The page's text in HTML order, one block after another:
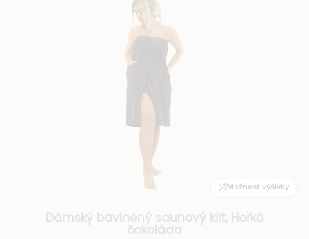
Možnost výšivky
Dámský bavlněný saunový kilt, Hořká
čokoláda